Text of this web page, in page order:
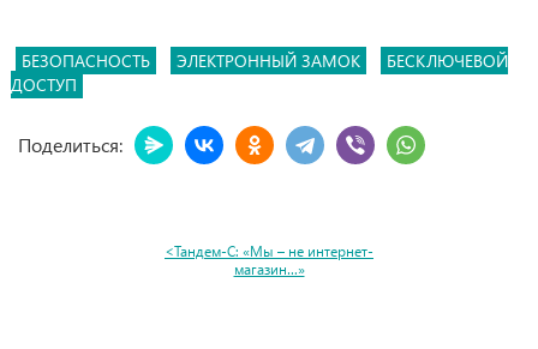
БЕЗОПАСНОСТЬ ЭЛЕКТРОННЫЙ ЗАМОК
БЕСКЛЮЧЕВОЙ
ДОСТУП
Поделиться:
<Тандем-С: «Мы – не интернет-
магазин…»